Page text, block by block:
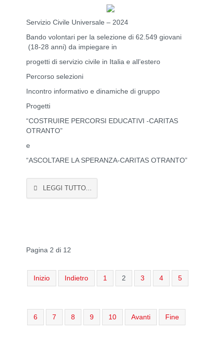
Servizio Civile Universale – 2024
Bando volontari per la selezione di 62.549 giovani
(18-28 anni) da impiegare in
progetti di servizio civile in Italia e all’estero
Percorso selezioni
Incontro informativo e dinamiche di gruppo
Progetti
“COSTRUIRE PERCORSI EDUCATIVI -CARITAS
OTRANTO”
e
“ASCOLTARE LA SPERANZA-CARITAS OTRANTO”
LEGGI TUTTO...
Pagina 2 di 12
Inizio Indietro 1 2 3 4 5
6 7 8 9 10 Avanti Fine